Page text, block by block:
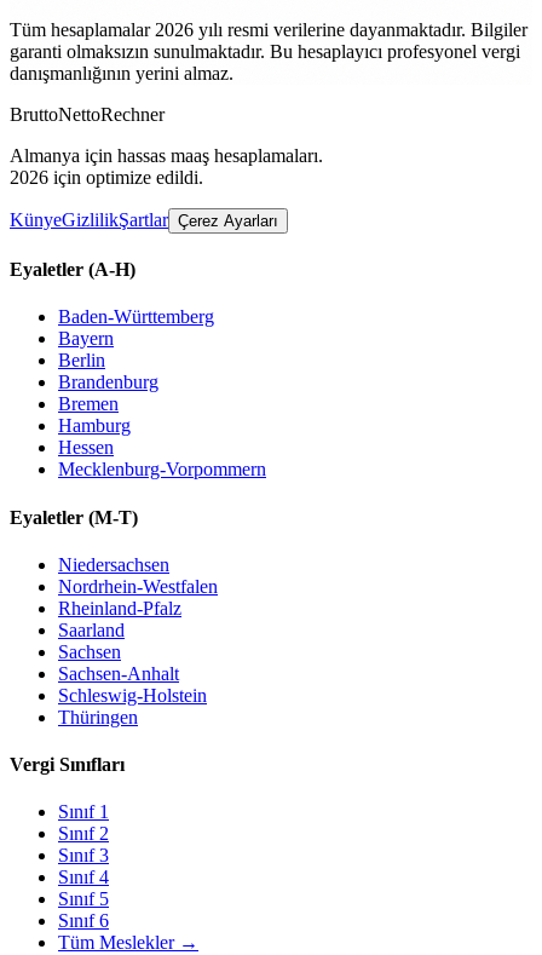
Tüm hesaplamalar 2026 yılı resmi verilerine dayanmaktadır. Bilgiler
garanti olmaksızın sunulmaktadır. Bu hesaplayıcı profesyonel vergi
danışmanlığının yerini almaz.
BruttoNettoRechner
Almanya için hassas maaş hesaplamaları.
2026 için optimize edildi.
KünyeGizlilikŞartlar Çerez Ayarları
Eyaletler (A-H)
Baden-Württemberg
Bayern
Berlin
Brandenburg
Bremen
Hamburg
Hessen
Mecklenburg-Vorpommern
Eyaletler (M-T)
Niedersachsen
Nordrhein-Westfalen
Rheinland-Pfalz
Saarland
Sachsen
Sachsen-Anhalt
Schleswig-Holstein
Thüringen
Vergi Sınıfları
Sınıf 1
Sınıf 2
Sınıf 3
Sınıf 4
Sınıf 5
Sınıf 6
Tüm Meslekler→